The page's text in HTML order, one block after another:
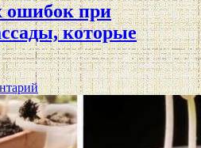
ошибок при
которые